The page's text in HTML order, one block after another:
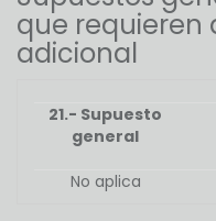
que requieren
adicional
21.- Supuesto
general
No aplica